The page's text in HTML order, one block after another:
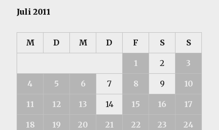
Juli 2011
M D M D F S S
1 2 3
4 5 6 7 8 9 10
11 12 13 14 15 16 17
18 19 20 21 22 23 24